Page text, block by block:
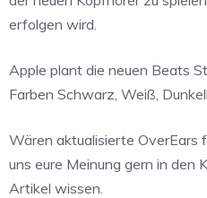
erfolgen wird.
Apple plant die neuen Beats
Farben Schwarz, Weiß,
Wären aktualisierte OverEars
uns eure Meinung gern in den
Artikel wissen.